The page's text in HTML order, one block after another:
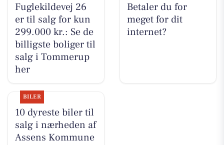
Fuglekildevej 26
er til salg for kun
299.000 kr.: Se de
billigste boliger til
salg i Tommerup
her
Betaler du for
meget for dit
internet?
BILER
10 dyreste biler til
salg i nærheden af
Assens Kommune